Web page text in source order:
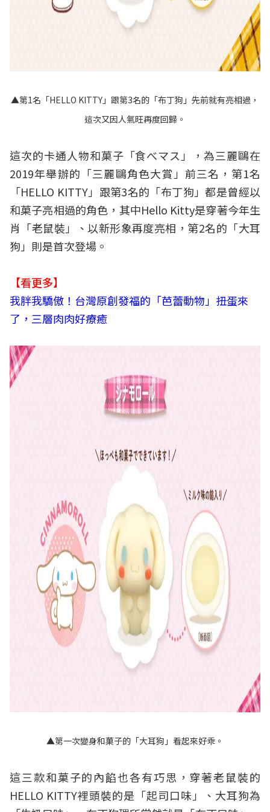
▲第1名「HELLO KITTY」跟第3名的「布丁狗」先前就有亮相過，
這次又因人氣旺再度回歸。
這次的卡通人物和菓子「食べマス」，為三麗鷗在
2019年舉辦的「三麗鷗角色大賞」前三名，第1名
「HELLO KITTY」跟第3名的「布丁狗」都是曾經以
和菓子亮相過的角色，其中Hello Kitty是穿著今年生
肖「老鼠裝」、以新形象再度亮相，第2名的「大耳
狗」則是首次登場。
【看更多】
我胖我驕傲！台灣原創發福的「芭蕾動物」扭蛋來
了，三層肉肉好療癒
▲第一次變身和菓子的「大耳狗」看起來好乖。
這三款和菓子的內餡也各有巧思，穿著老鼠裝的
HELLO KITTY裡頭裝的是「起司口味」、大耳狗為